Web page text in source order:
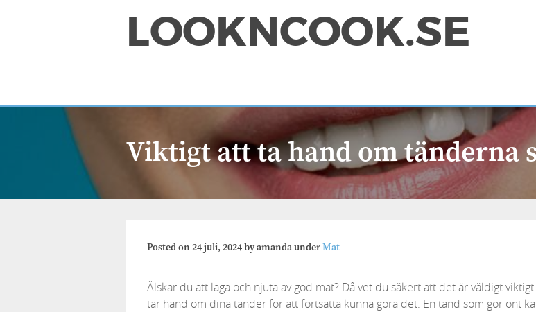
LOOKNCOOK.SE
Viktigt att ta hand om tänderna
Posted on 24 juli, 2024byamandaunderMat
Älskar du att laga och njuta av god mat? Då vet du säkert att det är väldigt
tar hand om dina tänder för att fortsätta kunna göra det. En tand som gör ont